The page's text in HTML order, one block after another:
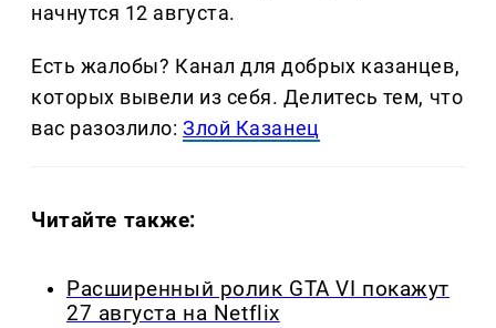
начнутся 12 августа.
Есть жалобы? Канал для добрых казанцев,
которых вывели из себя. Делитеcь тем, что
вас разозлило:Злой Казанец
Читайте также:
Расширенный ролик GTA VI покажут
27 августа на Netflix